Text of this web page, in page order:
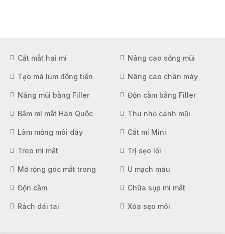
Cắt mắt hai mí Nâng cao sống mũi
Tạo má lúm đồng tiền Nâng cao chân mày
Nâng mũi bằng Filler Độn cằm bằng Filler
Bấm mí mắt Hàn Quốc Thu nhỏ cánh mũi
Làm mỏng môi dày Cắt mí Mini
Treo mí mắt Trị sẹo lồi
Mở rộng góc mắt trong U mạch máu
Độn cằm Chữa sụp mí mắt
Rách dái tai Xóa sẹo môi